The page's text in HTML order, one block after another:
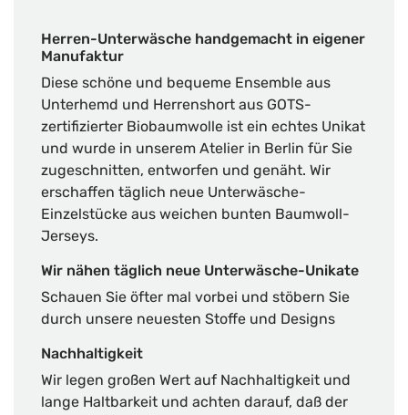
Herren-Unterwäsche handgemacht in eigener
Manufaktur
Diese schöne und bequeme Ensemble aus
Unterhemd und Herrenshort aus GOTS-
zertifizierter Biobaumwolle ist ein echtes Unikat
und wurde in unserem Atelier in Berlin für Sie
zugeschnitten, entworfen und genäht. Wir
erschaffen täglich neue Unterwäsche-
Einzelstücke aus weichen bunten Baumwoll-
Jerseys.
Wir nähen täglich neue Unterwäsche-Unikate
Schauen Sie öfter mal vorbei und stöbern Sie
durch unsere neuesten Stoffe und Designs
Nachhaltigkeit
Wir legen großen Wert auf Nachhaltigkeit und
lange Haltbarkeit und achten darauf, daß der